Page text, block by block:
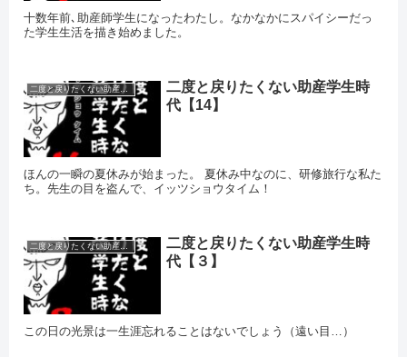
十数年前､助産師学生になったわたし。なかなかにスパイシーだっ
た学生生活を描き始めました。
二度と戻りたくない助産学生時代
二度と戻りたくない助産学生時
代【14】
ほんの一瞬の夏休みが始まった。 夏休み中なのに、研修旅行な私た
ち。先生の目を盗んで、イッツショウタイム！
二度と戻りたくない助産学生時代
二度と戻りたくない助産学生時
代【３】
この日の光景は一生涯忘れることはないでしょう（遠い目…）